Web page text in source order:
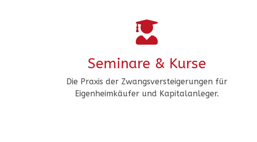
Seminare & Kurse​
Die Praxis der Zwangsversteigerungen für
Eigenheimkäufer und Kapitalanleger.